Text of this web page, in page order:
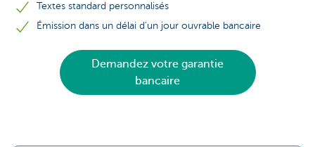
Textes standard personnalisés
Émission dans un délai d'un jour ouvrable bancaire
Demandez votre garantie
bancaire